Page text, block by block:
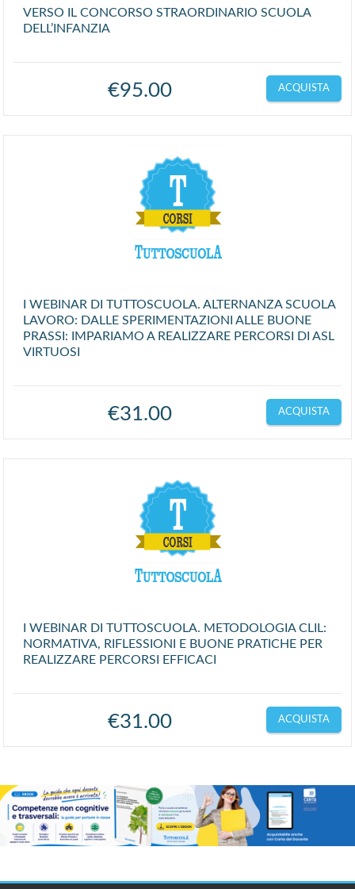
VERSO IL CONCORSO STRAORDINARIO SCUOLA
DELL’INFANZIA
€95.00 ACQUISTA
I WEBINAR DI TUTTOSCUOLA. ALTERNANZA SCUOLA
LAVORO: DALLE SPERIMENTAZIONI ALLE BUONE
PRASSI: IMPARIAMO A REALIZZARE PERCORSI DI ASL
VIRTUOSI
€31.00 ACQUISTA
I WEBINAR DI TUTTOSCUOLA. METODOLOGIA CLIL:
NORMATIVA, RIFLESSIONI E BUONE PRATICHE PER
REALIZZARE PERCORSI EFFICACI
€31.00 ACQUISTA